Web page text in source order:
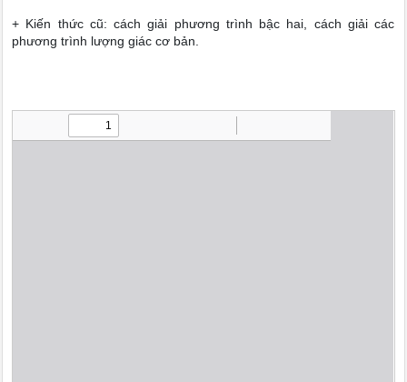
+ Kiến thức cũ: cách giải phương trình bậc hai, cách giải các
phương trình lượng giác cơ bản.